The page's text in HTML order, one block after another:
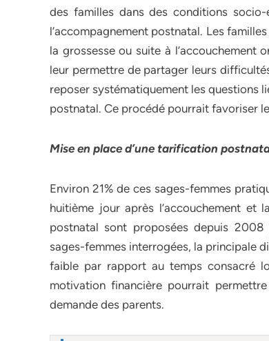
des familles dans des conditions
l’accompagnement postnatal. Les
la grossesse ou suite à l’accouchement
leur permettre de partager leurs
reposer systématiquement les questions
postnatal. Ce procédé pourrait favoriser
Mise en place d’une tarification
Environ 21% de ces sages-femmes
huitième jour après l’accouchement et
postnatal sont proposées depuis 2008
sages-femmes interrogées, la principale
faible par rapport au temps consacré
motivation financière pourrait
demande des parents.